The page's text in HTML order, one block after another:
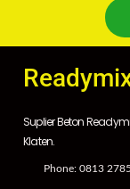
Suplier Beton
Klaten.
Phone: 0813